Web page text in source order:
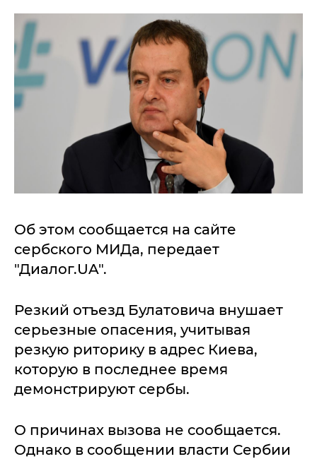
Об этом сообщается на сайте
сербского МИДа, передает
"Диалог.UA".
Резкий отъезд Булатовича внушает
серьезные опасения, учитывая
резкую риторику в адрес Киева,
которую в последнее время
демонстрируют сербы.
О причинах вызова не сообщается.
Однако в сообщении власти Сербии